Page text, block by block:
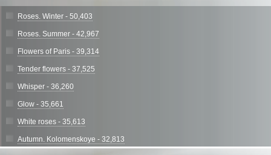
Roses. Winter - 50,403
Roses. Summer - 42,967
Flowers of Paris - 39,314
Tender flowers - 37,525
Whisper - 36,260
Glow - 35,661
White roses - 35,613
Autumn. Kolomenskoye - 32,813